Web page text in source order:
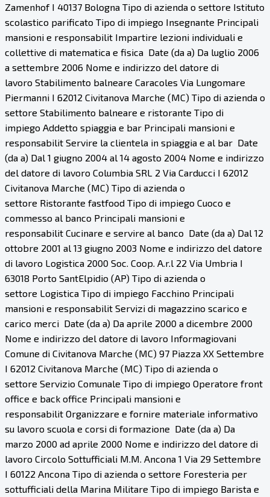
Zamenhof I 40137 Bologna Tipo di azienda o settore Istituto
scolastico parificato Tipo di impiego Insegnante Principali
mansioni e responsabilit Impartire lezioni individuali e
collettive di matematica e fisica Date (da a) Da luglio 2006
a settembre 2006 Nome e indirizzo del datore di
lavoro Stabilimento balneare Caracoles Via Lungomare
Piermanni I 62012 Civitanova Marche (MC) Tipo di azienda o
settore Stabilimento balneare e ristorante Tipo di
impiego Addetto spiaggia e bar Principali mansioni e
responsabilit Servire la clientela in spiaggia e al bar Date
(da a) Dal 1 giugno 2004 al 14 agosto 2004 Nome e indirizzo
del datore di lavoro Columbia SRL 2 Via Carducci I 62012
Civitanova Marche (MC) Tipo di azienda o
settore Ristorante fastfood Tipo di impiego Cuoco e
commesso al banco Principali mansioni e
responsabilit Cucinare e servire al banco Date (da a) Dal 12
ottobre 2001 al 13 giugno 2003 Nome e indirizzo del datore
di lavoro Logistica 2000 Soc. Coop. A.r.l 22 Via Umbria I
63018 Porto SantElpidio (AP) Tipo di azienda o
settore Logistica Tipo di impiego Facchino Principali
mansioni e responsabilit Servizi di magazzino scarico e
carico merci Date (da a) Da aprile 2000 a dicembre 2000
Nome e indirizzo del datore di lavoro Informagiovani
Comune di Civitanova Marche (MC) 97 Piazza XX Settembre
I 62012 Civitanova Marche (MC) Tipo di azienda o
settore Servizio Comunale Tipo di impiego Operatore front
office e back office Principali mansioni e
responsabilit Organizzare e fornire materiale informativo
su lavoro scuola e corsi di formazione Date (da a) Da
marzo 2000 ad aprile 2000 Nome e indirizzo del datore di
lavoro Circolo Sottufficiali M.M. Ancona 1 Via 29 Settembre
I 60122 Ancona Tipo di azienda o settore Foresteria per
sottufficiali della Marina Militare Tipo di impiego Barista e